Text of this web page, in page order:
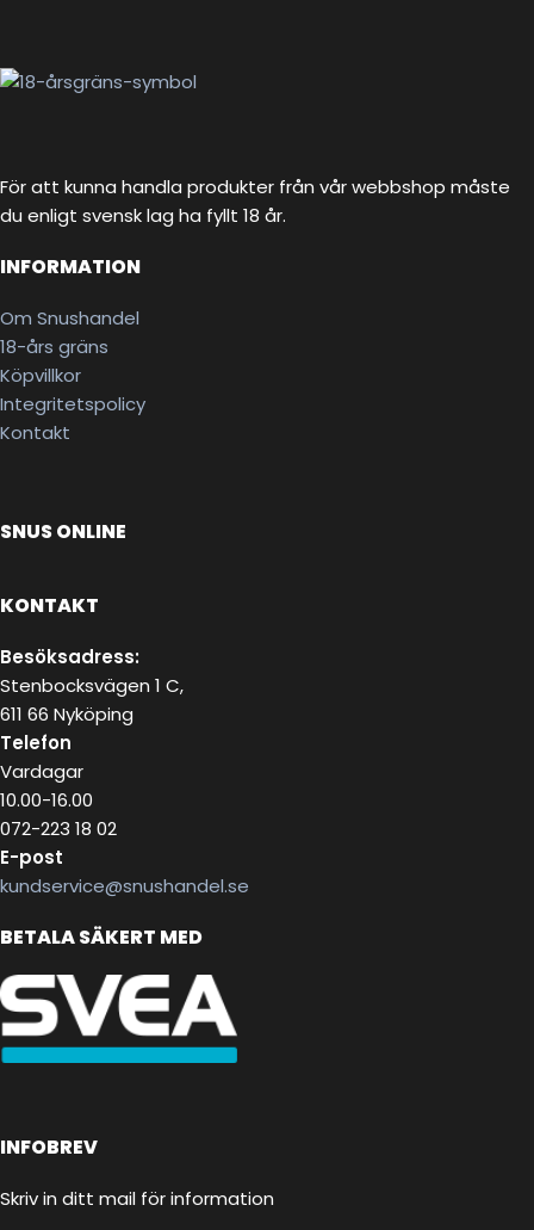
För att kunna handla produkter från vår webbshop måste
du enligt svensk lag ha fyllt 18 år.
INFORMATION
Om Snushandel
18-års gräns
Köpvillkor
Integritetspolicy
Kontakt
SNUS ONLINE
KONTAKT
Besöksadress:
Stenbocksvägen 1 C,
611 66 Nyköping
Telefon
Vardagar
10.00-16.00
072-223 18 02
E-post
kundservice@snushandel.se
BETALA SÄKERT MED
INFOBREV
Skriv in ditt mail för information